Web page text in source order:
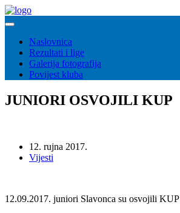
Naslovnica
Rezultati i lige
Galerija fotografija
Povijest kluba
JUNIORI OSVOJILI KUP
12. rujna 2017.
Vijesti
12.09.2017. juniori Slavonca su osvojili